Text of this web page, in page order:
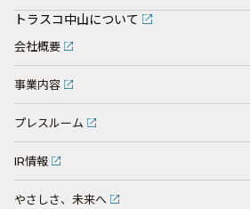
トラスコ中山について
会社概要
事業内容
プレスルーム
IR情報
やさしさ、未来へ